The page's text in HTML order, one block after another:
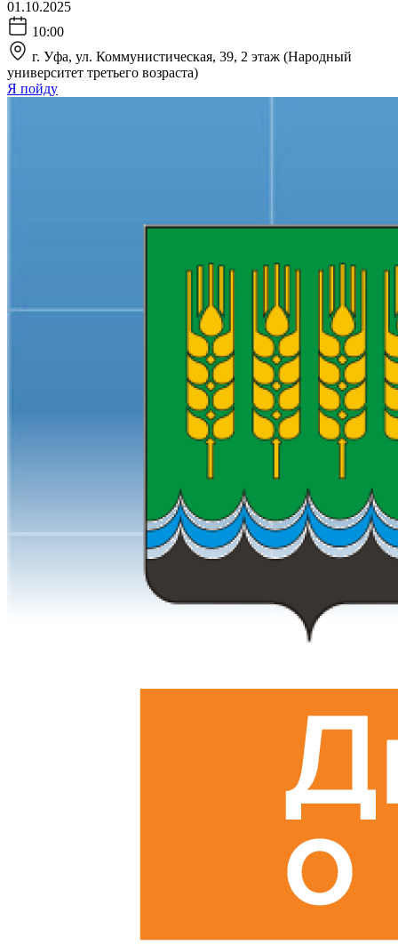
01.10.2025
10:00
г. Уфа, ул. Коммунистическая, 39, 2 этаж (Народный
университет третьего возраста)
Я пойду